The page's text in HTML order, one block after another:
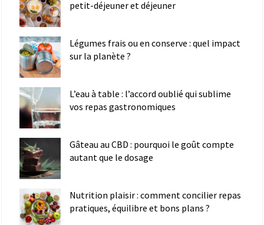
petit-déjeuner et déjeuner
Légumes frais ou en conserve : quel impact
sur la planète ?
L’eau à table : l’accord oublié qui sublime
vos repas gastronomiques
Gâteau au CBD : pourquoi le goût compte
autant que le dosage
Nutrition plaisir : comment concilier repas
pratiques, équilibre et bons plans ?